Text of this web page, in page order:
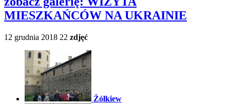
MIESZKAŃCÓW NA UKRAINIE
12 grudnia 2018 22 zdjęć
Żółkiew